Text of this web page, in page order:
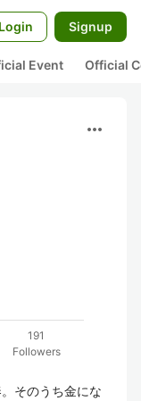
Login Signup
Event Official
more_horiz
191
Followers
そのうち金にな